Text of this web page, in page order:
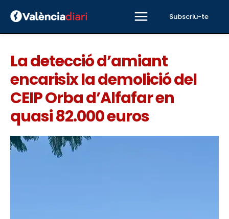
Subscriu-te
La detecció d’amiant
encarisix la demolició del
CEIP Orba d’Alfafar en
quasi 82.000 euros